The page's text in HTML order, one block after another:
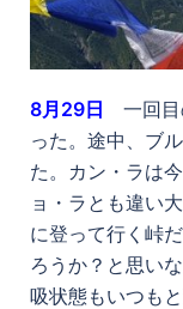
8月29日 一回目
った。途中、ブ
た。カン・ラは
ョ・ラとも違い
に登って行く峠
ろうか？と思い
吸状態もいつも